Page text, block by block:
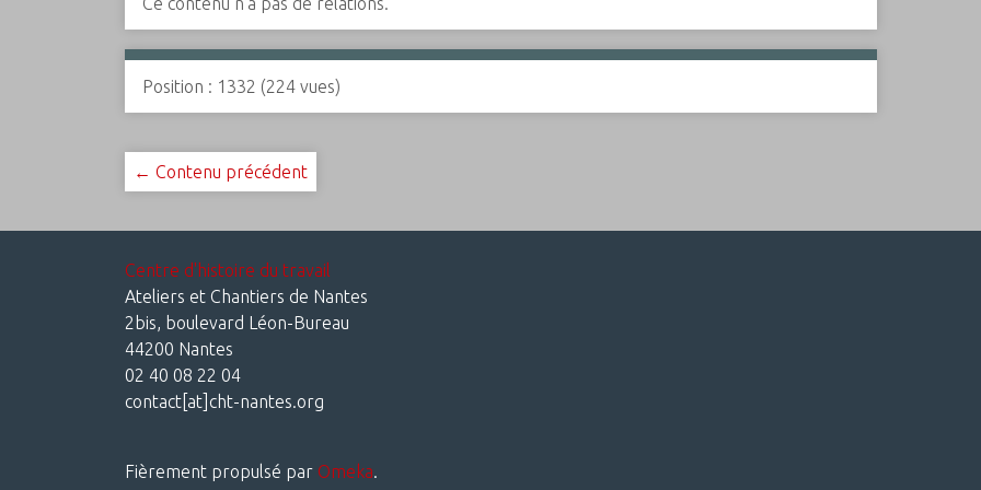
Position : 1332 (224vues)
← Contenu précédent
Centre d'histoire du travail
Ateliers et Chantiers de Nantes
2bis, boulevard Léon-Bureau
44200 Nantes
02 40 08 22 04
contact[at]cht-nantes.org
Fièrement propulsé par Omeka.